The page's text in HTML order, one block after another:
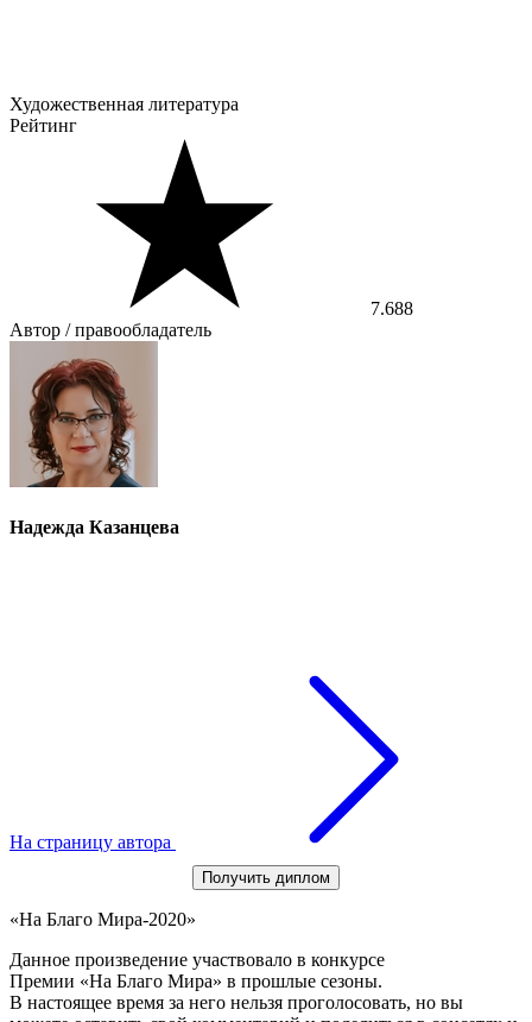
Художественная литература
Рейтинг
7.688
Автор / правообладатель
Надежда Казанцева
На страницу автора
Получить диплом
«На Благо Мира-2020»
Данное произведение участвовало в конкурсе
Премии «На Благо Мира» в прошлые сезоны.
В настоящее время за него нельзя проголосовать, но вы